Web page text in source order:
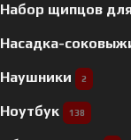
Набор щипцов
Насадка-
Наушники 2
Ноутбук 138